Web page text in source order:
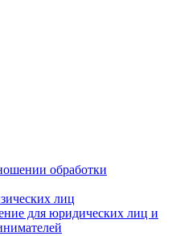
обработки
лиц
для юридических лиц и